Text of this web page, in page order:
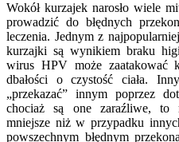
Wokół kurzajek narosło wiele
prowadzić do błędnych
leczenia. Jednym z
kurzajki są wynikiem braku
wirus HPV może zaatakować
dbałości o czystość ciała.
„przekazać” innym poprzez
chociaż są one zaraźliwe, to
mniejsze niż w przypadku
powszechnym błędnym